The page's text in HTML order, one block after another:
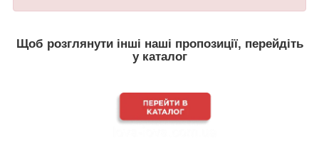
Щоб розглянути інші наші пропозиції, перейдіть
у каталог